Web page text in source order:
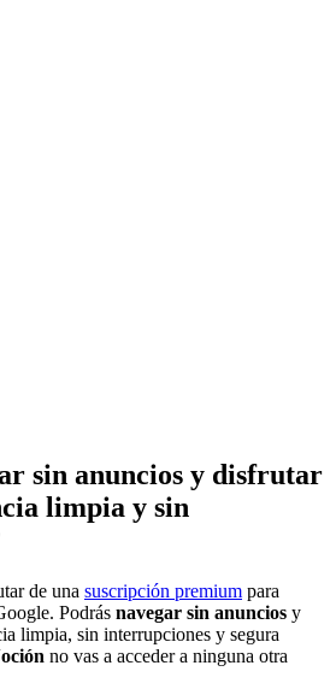
sin anuncios y disfrutar
limpia y sin
de una suscripción premium para
Podrás navegar sin anuncios y
limpia, sin interrupciones y segura
no vas a acceder a ninguna otra